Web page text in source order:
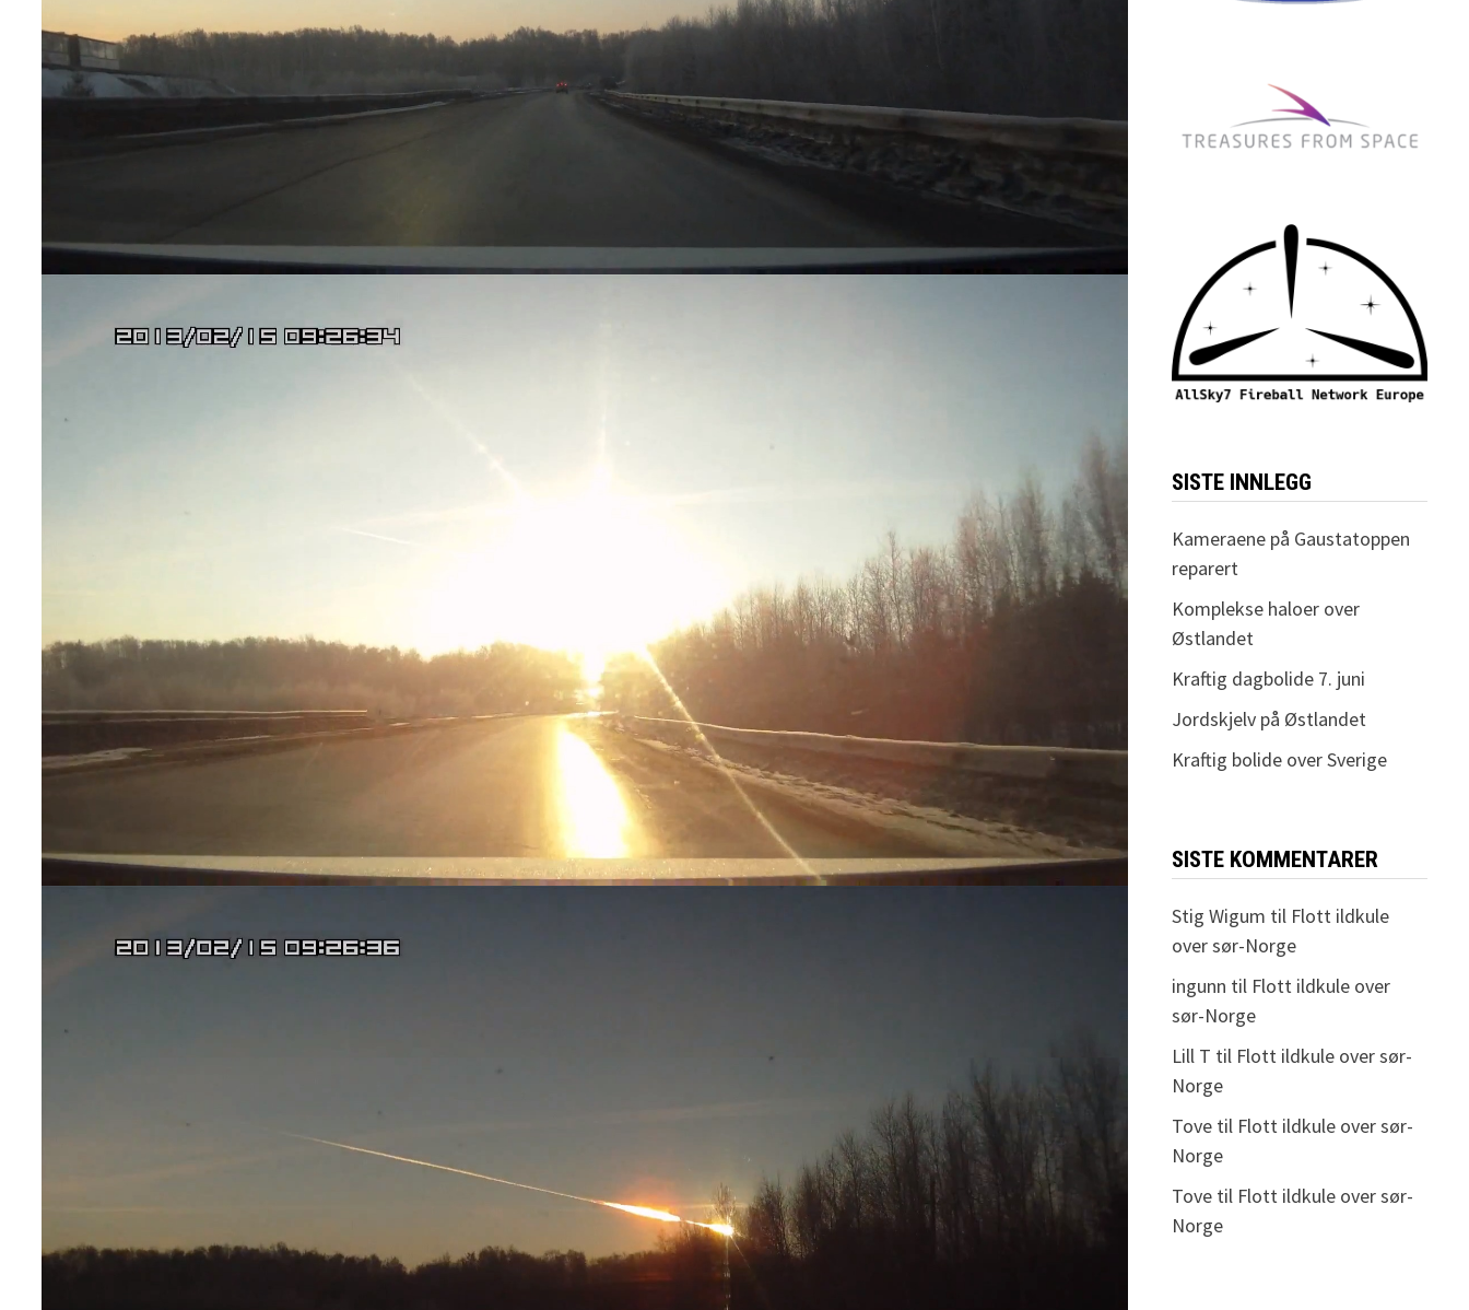
SISTE INNLEGG
Kameraene på Gaustatoppen
reparert
Komplekse haloer over
Østlandet
Kraftig dagbolide 7. juni
Jordskjelv på Østlandet
Kraftig bolide over Sverige
SISTE KOMMENTARER
Stig Wigum til Flott ildkule
over sør-Norge
ingunn til Flott ildkule over
sør-Norge
Lill T til Flott ildkule over sør-
Norge
Tove til Flott ildkule over sør-
Norge
Tove til Flott ildkule over sør-
Norge